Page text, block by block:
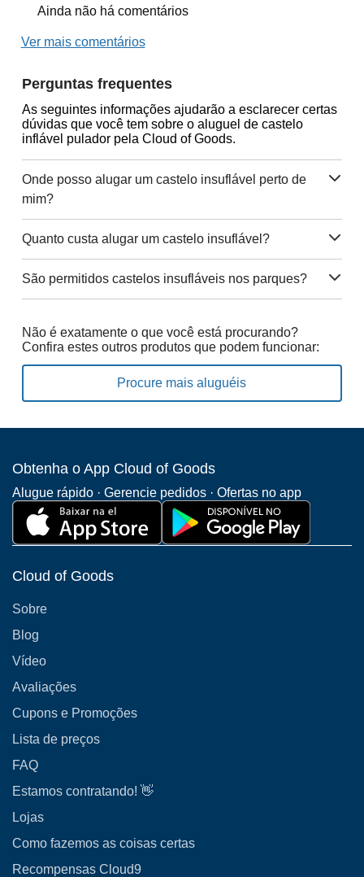
Ainda não há comentários
Ver mais comentários
Perguntas frequentes
As seguintes informações ajudarão a esclarecer certas
dúvidas que você tem sobre o aluguel de castelo
inflável pulador pela Cloud of Goods.
Onde posso alugar um castelo insuflável perto de
mim?
Quanto custa alugar um castelo insuflável?
São permitidos castelos insufláveis nos parques?
Não é exatamente o que você está procurando?
Confira estes outros produtos que podem funcionar:
Procure mais aluguéis
Obtenha o App Cloud of Goods
Alugue rápido · Gerencie pedidos · Ofertas no app
Cloud of Goods
Sobre
Blog
Vídeo
Avaliações
Cupons e Promoções
Lista de preços
FAQ
Estamos contratando! 👋
Lojas
Como fazemos as coisas certas
Recompensas Cloud9